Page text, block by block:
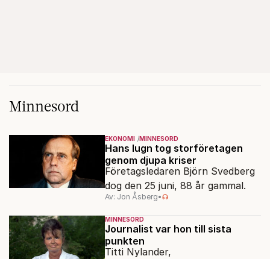
Minnesord
EKONOMI MINNESORD
Hans lugn tog storföretagen
genom djupa kriser
Företagsledaren Björn Svedberg
dog den 25 juni, 88 år gammal.
Av: Jon Åsberg•
MINNESORD
Journalist var hon till sista
punkten
Titti Nylander,